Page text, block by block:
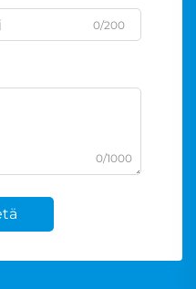
0/200
0/1000